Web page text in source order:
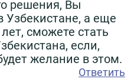
решения, Вы
Узбекистане, а еще
сможете стать
если,
желание в этом.
Ответить